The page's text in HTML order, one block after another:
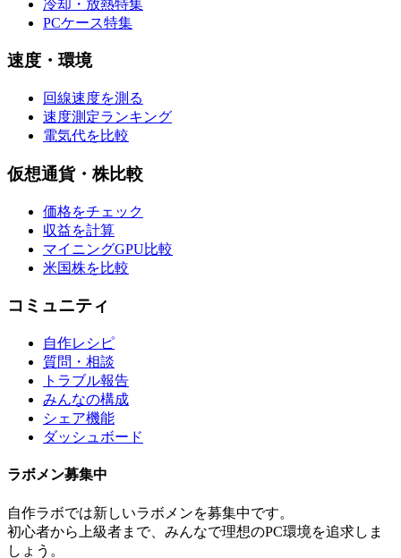
冷却・放熱特集
PCケース特集
速度・環境
回線速度を測る
速度測定ランキング
電気代を比較
仮想通貨・株比較
価格をチェック
収益を計算
マイニングGPU比較
米国株を比較
コミュニティ
自作レシピ
質問・相談
トラブル報告
みんなの構成
シェア機能
ダッシュボード
ラボメン募集中
自作ラボでは新しいラボメンを募集中です。
初心者から上級者まで、みんなで理想のPC環境を追求しま
しょう。